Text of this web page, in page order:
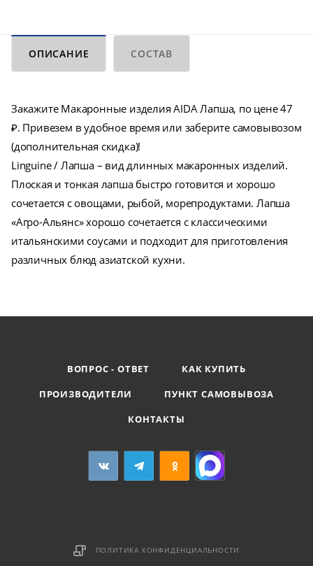
ОПИСАНИЕ СОСТАВ
Закажите Макаронные изделия AIDA Лапша, по цене 47
₽. Привезем в удобное время или заберите самовывозом
(дополнительная скидка)!
Linguine / Лапша – вид длинных макаронных изделий.
Плоская и тонкая лапша быстро готовится и хорошо
сочетается с овощами, рыбой, морепродуктами. Лапша
«Агро-Альянс» хорошо сочетается с классическими
итальянскими соусами и подходит для приготовления
различных блюд азиатской кухни.
ВОПРОС - ОТВЕТ
КАК КУПИТЬ
ПРОИЗВОДИТЕЛИ
ПУНКТ САМОВЫВОЗА
КОНТАКТЫ
ПОЛИТИКА КОНФИДЕНЦИАЛЬНОСТИ